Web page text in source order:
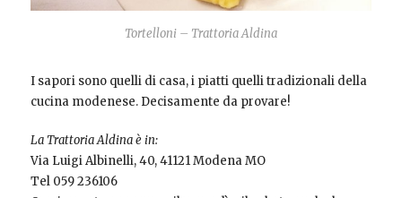
Tortelloni – Trattoria Aldina
I sapori sono quelli di casa, i piatti quelli tradizionali della
cucina modenese. Decisamente da provare!
La Trattoria Aldina è in:
Via Luigi Albinelli, 40, 41121 Modena MO
Tel 059 236106